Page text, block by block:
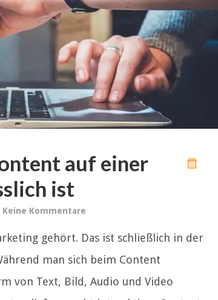
auf einer
ist
Keine Kommentare
gehört. Das ist schließlich in der
man sich beim Content
von Text, Bild, Audio und Video